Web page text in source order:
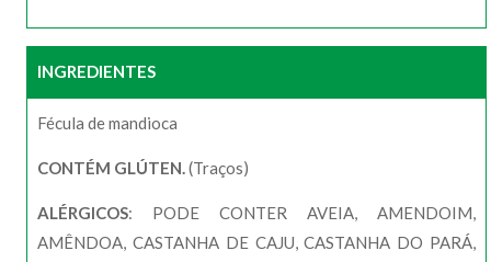
INGREDIENTES
Fécula de mandioca
CONTÉM GLÚTEN. (Traços)
ALÉRGICOS: PODE CONTER AVEIA, AMENDOIM,
AMÊNDOA, CASTANHA DE CAJU, CASTANHA DO PARÁ,